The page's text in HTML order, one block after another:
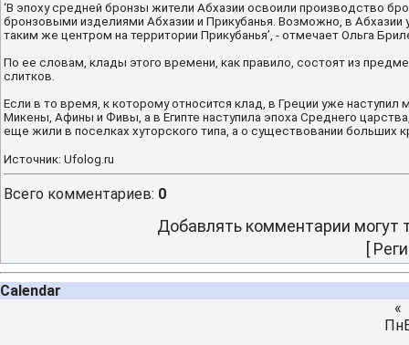
‘В эпоху средней бронзы жители Абхазии освоили производство
бронзовыми изделиями Абхазии и Прикубанья. Возможно, в
таким же центром на территории Прикубанья’, - отмечает Ольга
По ее словам, клады этого времени, как правило, состоят из
слитков.
Если в то время, к которому относится клад, в Греции уже
Микены, Афины и Фивы, а в Египте наступила эпоха Среднего
еще жили в поселках хуторского типа, а о существовании больших
Источник: Ufolog.ru
Всего комментариев: 0
Добавлять комментарии могут
[
Calendar
«
Пн